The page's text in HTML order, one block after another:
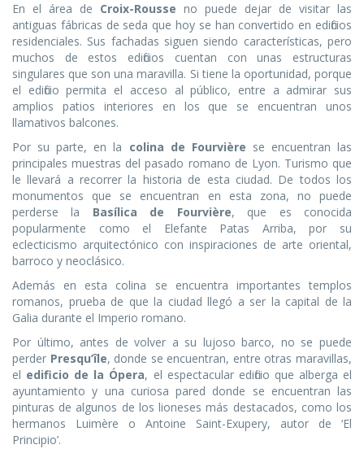
En el área de Croix-Rousse no puede dejar de visitar las
antiguas fábricas de seda que hoy se han convertido en edificios
residenciales. Sus fachadas siguen siendo características, pero
muchos de estos edificios cuentan con unas estructuras
singulares que son una maravilla. Si tiene la oportunidad, porque
el edificio permita el acceso al público, entre a admirar sus
amplios patios interiores en los que se encuentran unos
llamativos balcones.
Por su parte, en la colina de Fourvière se encuentran las
principales muestras del pasado romano de Lyon. Turismo que
le llevará a recorrer la historia de esta ciudad. De todos los
monumentos que se encuentran en esta zona, no puede
perderse la Basílica de Fourvière, que es conocida
popularmente como el Elefante Patas Arriba, por su
eclecticismo arquitectónico con inspiraciones de arte oriental,
barroco y neoclásico.
Además en esta colina se encuentra importantes templos
romanos, prueba de que la ciudad llegó a ser la capital de la
Galia durante el Imperio romano.
Por último, antes de volver a su lujoso barco, no se puede
perder Presqu’île, donde se encuentran, entre otras maravillas,
el edificio de la Ópera, el espectacular edificio que alberga el
ayuntamiento y una curiosa pared donde se encuentran las
pinturas de algunos de los lioneses más destacados, como los
hermanos Luimère o Antoine Saint-Exupery, autor de ‘El
Principio’.